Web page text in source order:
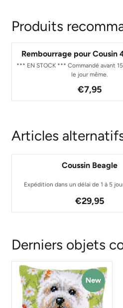
Produits
Rembourrage pour Cousin
*** EN STOCK *** Commandé avant
le jour même.
Prix: 7,95
€7,95
Articles
Coussin Beagle
Expédition dans un délai de 1 à 5
Prix: 29,95
€29,95
Derniers objets